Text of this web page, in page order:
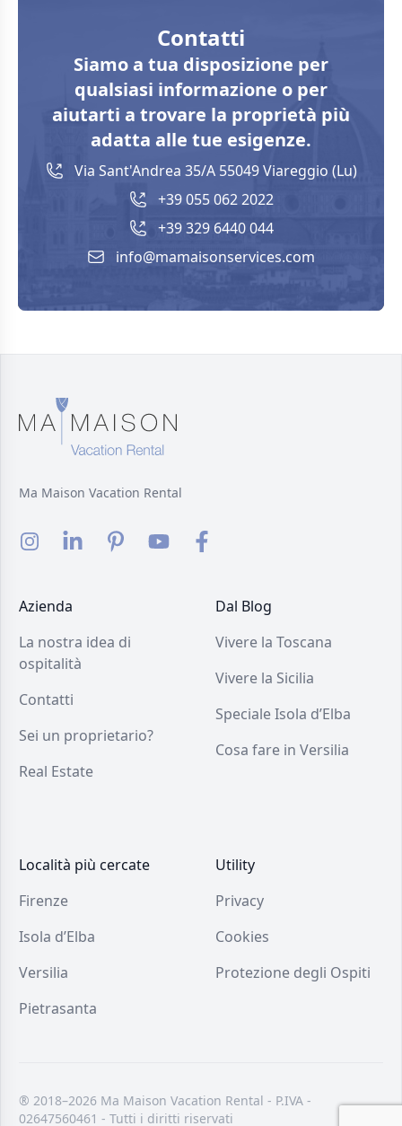
Contatti
Siamo a tua disposizione per
qualsiasi informazione o per
aiutarti a trovare la proprietà più
adatta alle tue esigenze.
Via Sant'Andrea 35/A 55049 Viareggio (Lu)
+39 055 062 2022
+39 329 6440 044
info@mamaisonservices.com
Ma Maison Vacation Rental
Azienda
La nostra idea di
ospitalità
Contatti
Sei un proprietario?
Real Estate
Dal Blog
Vivere la Toscana
Vivere la Sicilia
Speciale Isola d’Elba
Cosa fare in Versilia
Località più cercate
Firenze
Isola d’Elba
Versilia
Pietrasanta
Utility
Privacy
Cookies
Protezione degli Ospiti
® 2018–2026 Ma Maison Vacation Rental - P.IVA -
02647560461 - Tutti i diritti riservati